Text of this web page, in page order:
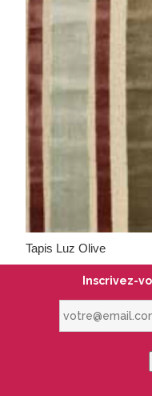
Tapis Luz Olive
Inscrivez-